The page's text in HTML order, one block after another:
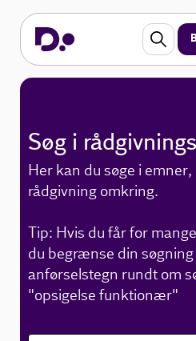
Søg i
Her kan du søge i
rådgivning omkring.
Tip: Hvis du får for
du begrænse din
anførselstegn rundt om
"opsigelse funktionær"